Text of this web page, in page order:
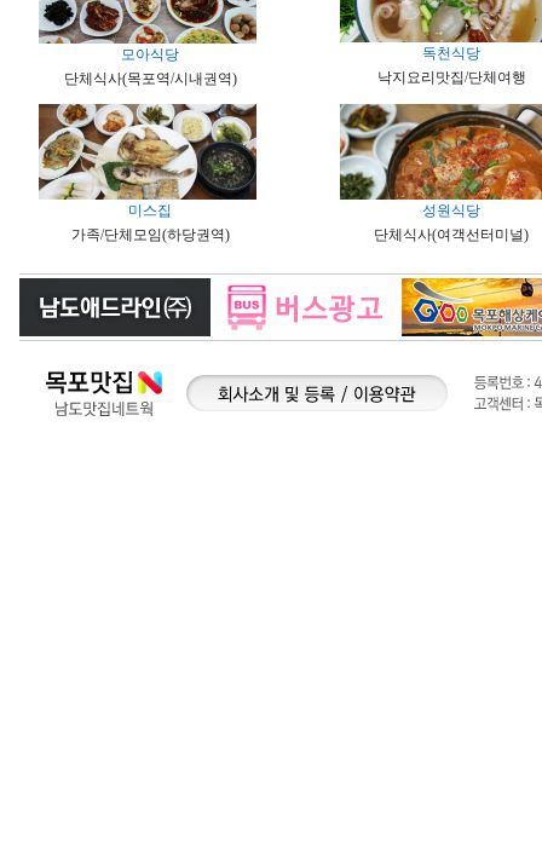
모아식당
단체식사(목포역/시내권역)
독천식당
낙지요리맛집/단체여행
미스집
가족/단체모임(하당권역)
성원식당
단체식사(여객선터미널)